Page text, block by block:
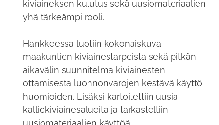
kiviaineksen kulutus sekä uusiomateriaalien
yhä tärkeämpi rooli.
Hankkeessa luotiin kokonaiskuva
maakuntien kiviainestarpeista sekä pitkän
aikavälin suunnitelma kiviainesten
ottamisesta luonnonvarojen kestävä käyttö
huomioiden. Lisäksi kartoitettiin uusia
kalliokiviainesalueita ja tarkasteltiin
uusiomateriaalien käyttöä.